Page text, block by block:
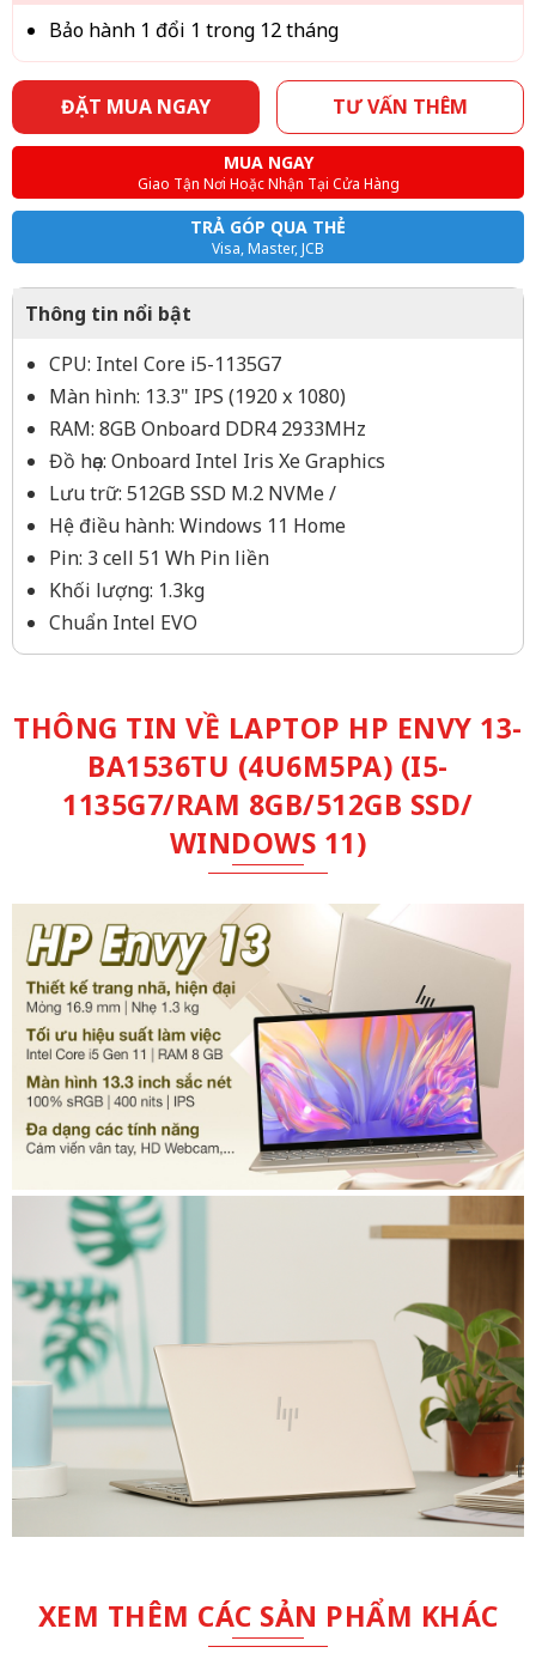
Bảo hành 1 đổi 1 trong 12 tháng
ĐẶT MUA NGAY TƯ VẤN THÊM
MUA NGAY
Giao Tận Nơi Hoặc Nhận Tại Cửa Hàng
TRẢ GÓP QUA THẺ
Visa, Master, JCB
Thông tin nổi bật
CPU: Intel Core i5-1135G7
Màn hình: 13.3" IPS (1920 x 1080)
RAM: 8GB Onboard DDR4 2933MHz
Đồ họa: Onboard Intel Iris Xe Graphics
Lưu trữ: 512GB SSD M.2 NVMe /
Hệ điều hành: Windows 11 Home
Pin: 3 cell 51 Wh Pin liền
Khối lượng: 1.3kg
Chuẩn Intel EVO
THÔNG TIN VỀ LAPTOP HP ENVY 13-
BA1536TU (4U6M5PA) (I5-
1135G7/RAM 8GB/512GB SSD/
WINDOWS 11)
XEM THÊM CÁC SẢN PHẨM KHÁC